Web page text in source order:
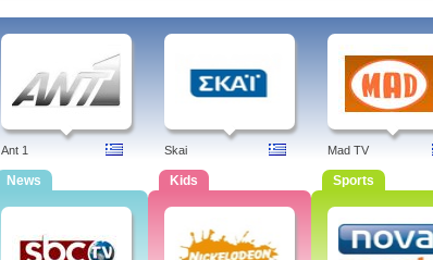
Ant 1 Skai Mad TV
News Kids Sports